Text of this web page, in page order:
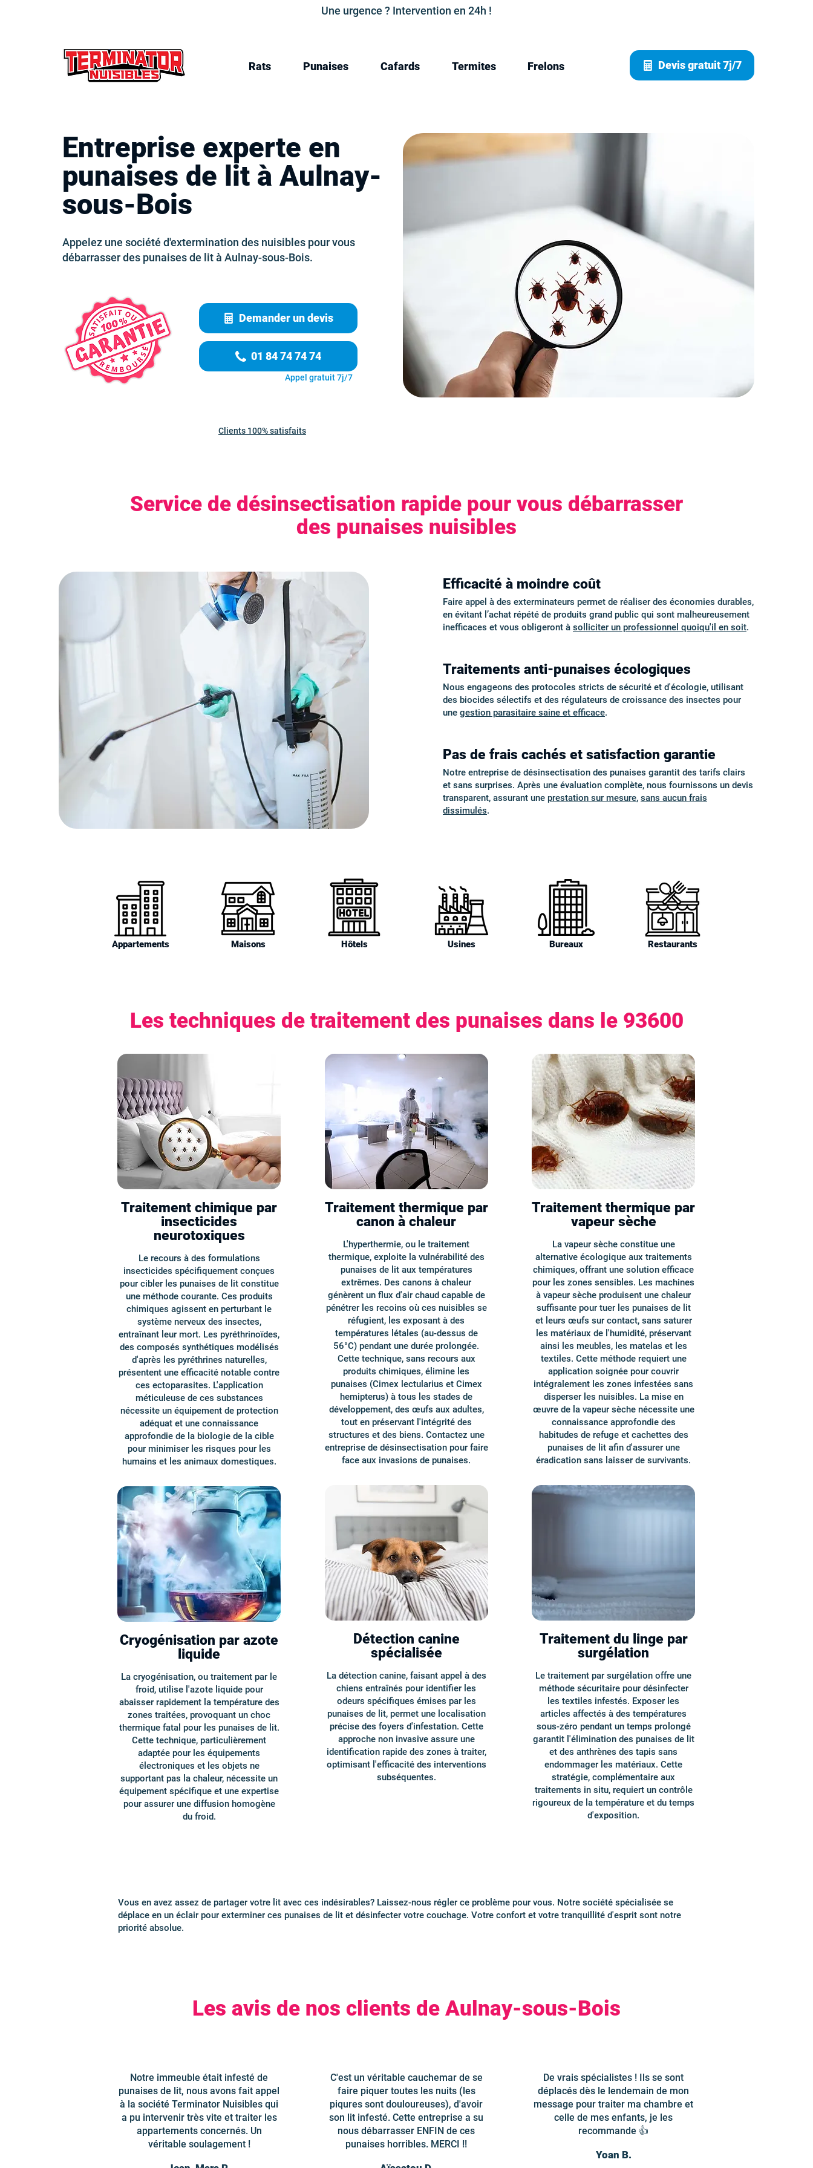
Une urgence ? Intervention en 24h !
Rats Punaises Cafards Termites Frelons Devis gratuit 7j/7
Entreprise experte en
punaises de lit à Aulnay-
sous-Bois
Appelez une société d'extermination des nuisibles pour vous
débarrasser des punaises de lit à Aulnay-sous-Bois.
Demander un devis
01 84 74 74 74
Appel gratuit 7j/7
Clients 100% satisfaits
Service de désinsectisation rapide pour vous débarrasser
des punaises nuisibles
Efficacité à moindre coût
Faire appel à des exterminateurs permet de réaliser des économies durables,
en évitant l’achat répété de produits grand public qui sont malheureusement
inefficaces et vous obligeront à solliciter un professionnel quoiqu'il en soit.
Traitements anti-punaises écologiques
Nous engageons des protocoles stricts de sécurité et d'écologie, utilisant
des biocides sélectifs et des régulateurs de croissance des insectes pour
une gestion parasitaire saine et efficace.
Pas de frais cachés et satisfaction garantie
Notre entreprise de désinsectisation des punaises garantit des tarifs clairs
et sans surprises. Après une évaluation complète, nous fournissons un devis
transparent, assurant une prestation sur mesure, sans aucun frais
dissimulés.
Appartements Maisons Hôtels Usines Bureaux Restaurants
Les techniques de traitement des punaises dans le 93600
Traitement chimique par
insecticides
neurotoxiques
Le recours à des formulations
insecticides spécifiquement conçues
pour cibler les punaises de lit constitue
une méthode courante. Ces produits
chimiques agissent en perturbant le
système nerveux des insectes,
entraînant leur mort. Les pyréthrinoïdes,
des composés synthétiques modélisés
d'après les pyréthrines naturelles,
présentent une efficacité notable contre
ces ectoparasites. L'application
méticuleuse de ces substances
nécessite un équipement de protection
adéquat et une connaissance
approfondie de la biologie de la cible
pour minimiser les risques pour les
humains et les animaux domestiques.
Cryogénisation par azote
liquide
La cryogénisation, ou traitement par le
froid, utilise l'azote liquide pour
abaisser rapidement la température des
zones traitées, provoquant un choc
thermique fatal pour les punaises de lit.
Cette technique, particulièrement
adaptée pour les équipements
électroniques et les objets ne
supportant pas la chaleur, nécessite un
équipement spécifique et une expertise
pour assurer une diffusion homogène
du froid.
Traitement thermique par
canon à chaleur
L'hyperthermie, ou le traitement
thermique, exploite la vulnérabilité des
punaises de lit aux températures
extrêmes. Des canons à chaleur
génèrent un flux d'air chaud capable de
pénétrer les recoins où ces nuisibles se
réfugient, les exposant à des
températures létales (au-dessus de
56°C) pendant une durée prolongée.
Cette technique, sans recours aux
produits chimiques, élimine les
punaises (Cimex lectularius et Cimex
hemipterus) à tous les stades de
développement, des œufs aux adultes,
tout en préservant l'intégrité des
structures et des biens. Contactez une
entreprise de désinsectisation pour faire
face aux invasions de punaises.
Détection canine
spécialisée
La détection canine, faisant appel à des
chiens entraînés pour identifier les
odeurs spécifiques émises par les
punaises de lit, permet une localisation
précise des foyers d'infestation. Cette
approche non invasive assure une
identification rapide des zones à traiter,
optimisant l'efficacité des interventions
subséquentes.
Traitement thermique par
vapeur sèche
La vapeur sèche constitue une
alternative écologique aux traitements
chimiques, offrant une solution efficace
pour les zones sensibles. Les machines
à vapeur sèche produisent une chaleur
suffisante pour tuer les punaises de lit
et leurs œufs sur contact, sans saturer
les matériaux de l'humidité, préservant
ainsi les meubles, les matelas et les
textiles. Cette méthode requiert une
application soignée pour couvrir
intégralement les zones infestées sans
disperser les nuisibles. La mise en
œuvre de la vapeur sèche nécessite une
connaissance approfondie des
habitudes de refuge et cachettes des
punaises de lit afin d'assurer une
éradication sans laisser de survivants.
Traitement du linge par
surgélation
Le traitement par surgélation offre une
méthode sécuritaire pour désinfecter
les textiles infestés. Exposer les
articles affectés à des températures
sous-zéro pendant un temps prolongé
garantit l'élimination des punaises de lit
et des anthrènes des tapis sans
endommager les matériaux. Cette
stratégie, complémentaire aux
traitements in situ, requiert un contrôle
rigoureux de la température et du temps
d'exposition.
Vous en avez assez de partager votre lit avec ces indésirables? Laissez-nous régler ce problème pour vous. Notre société spécialisée se
déplace en un éclair pour exterminer ces punaises de lit et désinfecter votre couchage. Votre confort et votre tranquillité d'esprit sont notre
priorité absolue.
Les avis de nos clients de Aulnay-sous-Bois
Notre immeuble était infesté de
punaises de lit, nous avons fait appel
à la société Terminator Nuisibles qui
a pu intervenir très vite et traiter les
appartements concernés. Un
véritable soulagement !
C'est un véritable cauchemar de se
faire piquer toutes les nuits (les
piqures sont douloureuses), d'avoir
son lit infesté. Cette entreprise a su
nous débarrasser ENFIN de ces
punaises horribles. MERCI !!
De vrais spécialistes ! Ils se sont
déplacés dès le lendemain de mon
message pour traiter ma chambre et
celle de mes enfants, je les
recommande 👍
Yoan B.